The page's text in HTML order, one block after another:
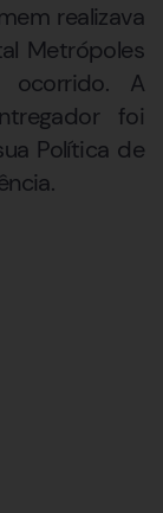
realizava
Metrópoles
ocorrido. A
foi
Política de